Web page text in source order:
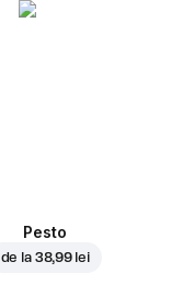
Pesto
de la 38,99 lei